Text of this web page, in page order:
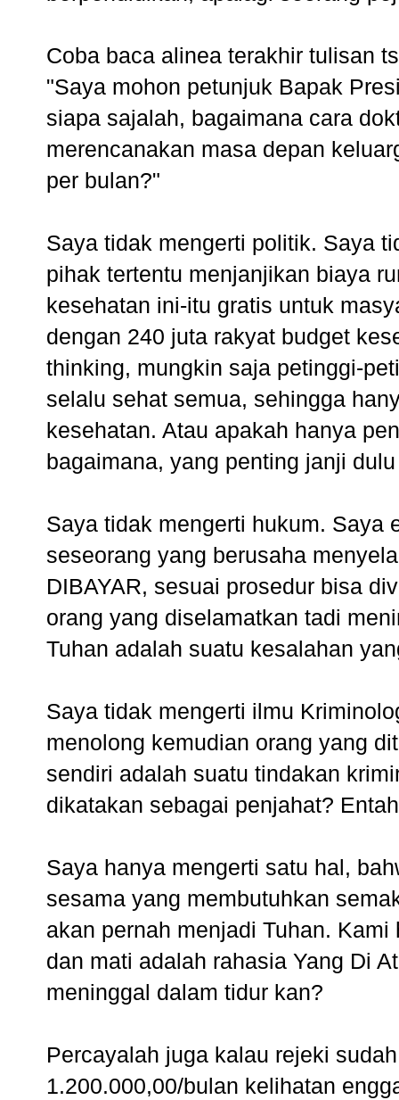
Coba baca alinea terakhir tulisan
"Saya mohon petunjuk Bapak
siapa sajalah, bagaimana cara
merencanakan masa depan
per bulan?"
Saya tidak mengerti politik. Saya
pihak tertentu menjanjikan biaya
kesehatan ini-itu gratis untuk
dengan 240 juta rakyat budget
thinking, mungkin saja petinggi-
selalu sehat semua, sehingga
kesehatan. Atau apakah hanya
bagaimana, yang penting janji
Saya tidak mengerti hukum. Saya
seseorang yang berusaha
DIBAYAR, sesuai prosedur bisa
orang yang diselamatkan tadi
Tuhan adalah suatu kesalahan
Saya tidak mengerti ilmu
menolong kemudian orang yang
sendiri adalah suatu tindakan
dikatakan sebagai penjahat?
Saya hanya mengerti satu hal,
sesama yang membutuhkan
akan pernah menjadi Tuhan.
dan mati adalah rahasia Yang Di
meninggal dalam tidur kan?
Percayalah juga kalau rejeki
1.200.000,00/bulan kelihatan